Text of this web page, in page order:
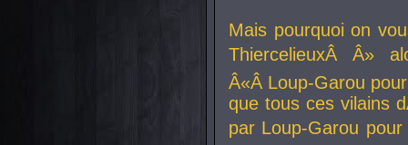
Mais pourquoi on
ThiercelieuxÂ Â»
Â«Â Loup-Garou
que tous ces vilains
par Loup-Garou